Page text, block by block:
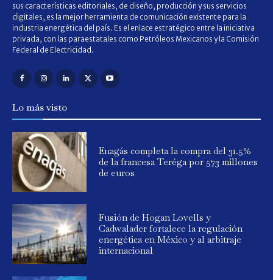
sus características editoriales, de diseño, producción y sus servicios
digitales, es la mejor herramienta de comunicación existente para la
industria energética del país. Es el enlace estratégico entre la iniciativa
privada, con las paraestatales como Petróleos Mexicanos y la Comisión
Federal de Electricidad.
Lo más visto
Enagás completa la compra del 31.5%
de la francesa Teréga por 573 millones
de euros
Fusión de Hogan Lovells y
Cadwalader fortalece la regulación
energética en México y al arbitraje
internacional